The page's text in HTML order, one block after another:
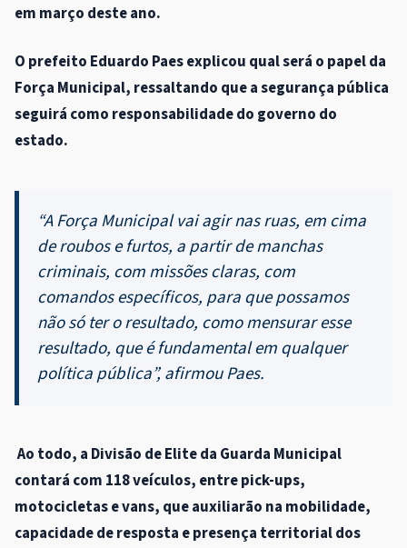
em março deste ano.
O prefeito Eduardo Paes explicou qual será o papel da
Força Municipal, ressaltando que a segurança pública
seguirá como responsabilidade do governo do
estado.
“A Força Municipal vai agir nas ruas, em cima
de roubos e furtos, a partir de manchas
criminais, com missões claras, com
comandos específicos, para que possamos
não só ter o resultado, como mensurar esse
resultado, que é fundamental em qualquer
política pública”, afirmou Paes.
Ao todo, a Divisão de Elite da Guarda Municipal
contará com 118 veículos, entre pick-ups,
motocicletas e vans, que auxiliarão na mobilidade,
capacidade de resposta e presença territorial dos